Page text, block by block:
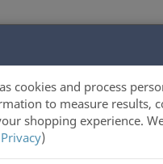
cookies and process
to measure results,
shopping experience.
)